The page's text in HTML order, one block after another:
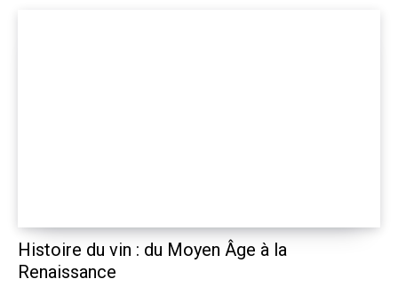
Histoire du vin : du Moyen Âge à la
Renaissance